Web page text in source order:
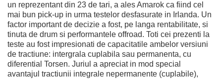
un reprezentant din 23 de tari, a ales Amarok ca fiind cel
mai bun pick-up in urma testelor desfasurate in Irlanda. Un
factor important de decizie a fost, pe langa rentabilitate, si
tinuta de drum si performantele offroad. Toti cei prezenti la
teste au fost impresionati de capacitatile ambelor versiuni
de tractiune: intergrala cuplabila sau permanenta, cu
diferential Torsen. Juriul a apreciat in mod special
avantajul tractiunii integrale nepermanente (cuplabile),